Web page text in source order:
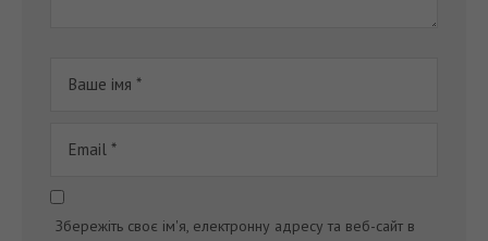
Збережіть своє ім'я, електронну адресу та веб-сайт в